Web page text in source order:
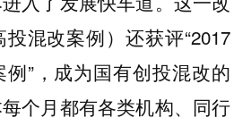
混改案例）还获评“2017
”，成为国有创投混改的
个月都有各类机构、同行